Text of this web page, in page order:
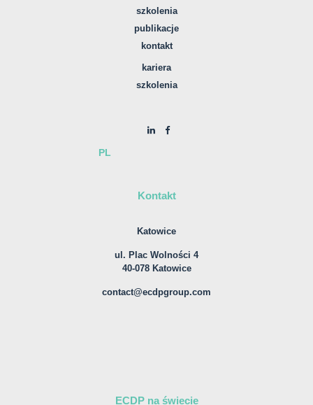
szkolenia
publikacje
kontakt
kariera
szkolenia
PL
Kontakt
Katowice
ul. Plac Wolności 4
40-078 Katowice
contact@ecdpgroup.com
ECDP na świecie